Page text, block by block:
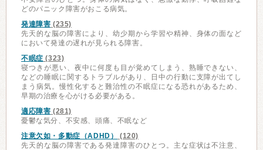
どのパニック障害がおこる病気。
発達障害 (235)
先天的な脳の障害により、幼少期から学習や精神、身体の面など
において発達の遅れが見られる障害。
不眠症 (323)
寝つきが悪い、夜中に何度も目が覚めてしまう、熟睡できない、
などの睡眠に関するトラブルがあり、日中の行動に支障が出てし
まう病気。慢性化すると難治性の不眠症になる恐れがあるため、
早期の治療を心がける必要がある。
適応障害 (281)
憂鬱な気分、不安感、頭痛、不眠など
注意欠如・多動症（ADHD）
(120)
先天的な脳の障害である発達障害のひとつ。主な症状は不注意、